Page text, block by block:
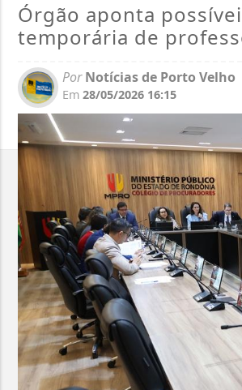
Órgão aponta
temporária de
PorNotícias de Porto Velho
Em 28/05/2026 16:15